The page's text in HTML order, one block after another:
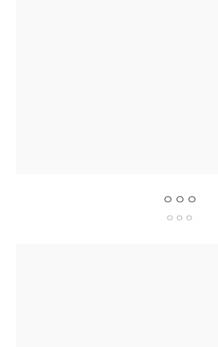
ㅇㅇㅇ
ㅇㅇㅇ